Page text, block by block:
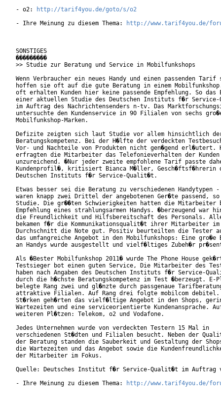
- o2:
http://tarif4you.de/goto/s/o2
- Ihre Meinung zu diesem Thema:
http://www.tarif4you.de/
SONSTIGES
���������
>> Studie zur Beratung und Service in Mobilfunkshops
Wenn Verbraucher ein neues Handy und einen passenden Tarif
hoffen sie oft auf die gute Beratung in einem
oft erhalten Kunden hier keine passende Empfehlung. So das
einer aktuellen Studie des Deutschen Instituts f�r
im Auftrag des Nachrichtensenders n-tv. Das
untersuchte den Kundenservice in 90 Filialen von sechs
Mobilfunkshop-Marken.
Defizite zeigten sich laut Studie vor allem hinsichtlich
Beratungskompetenz. Bei der H�lfte der verdeckten
Vor- und Nachteile von Produkten nicht gen�gend erl�utert.
erfragten die Mitarbeiter das Telefonieverhalten der Kunden
unzureichend. �Nur jeder zweite empfohlene Tarif passte
Kundenprofil�, kritisiert Bianca M�ller, Gesch�ftsf�hrerin
Deutschen Instituts f�r Service-Qualit�t.
Etwas besser sei die Beratung zu verschiedenen Handytypen
waren knapp zwei Drittel der angebotenen Ger�te passend,
Studie. Die gr��ten Schwierigkeiten hatten die Mitarbeiter
Empfehlung eines strahlungsarmen Handys. �berzeugend war
die Freundlichkeit und Hilfsbereitschaft des Personals.
bekamen f�r die Kommunikationsqualit�t ihrer Mitarbeiter im
Durchschnitt die Note gut. Positiv beurteilten die Tester
das umfangreiche Angebot in den Mobilfunkshops: Eine gro�e
an Handys wurde ausgestellt und vielf�ltiges
Als �Bester Mobilfunkshop 2011� wurde The Phone House
Testsieger bot einen guten Service, Die Mitarbeiter des
haben nach Angaben des Deutschen Instituts f�r Service-
durch die h�chste Beratungskompetenz im Test �berzeugt. E-
belegte Rang zwei und gl�nzte durch passgenaue
attraktive Filialen. Auf Rang drei folgte mobilcom debitel.
St�rken geh�rten das vielf�ltige Angebot in den Shops,
Wartezeiten und eine serviceorientierte Kundenansprache.
weiteren Pl�tzen: Telekom, o2 und Vodafone.
Jedes Unternehmen wurde von verdeckten Testern 15 Mal in
verschiedenen St�dten und Filialen besucht. Neben der
der Beratung standen die Sauberkeit und Gestaltung der
die Wartezeiten und das Angebot sowie die
der Mitarbeiter im Fokus.
Quelle: Deutsches Institut f�r Service-Qualit�t im Auftrag
- Ihre Meinung zu diesem Thema:
http://www.tarif4you.de/